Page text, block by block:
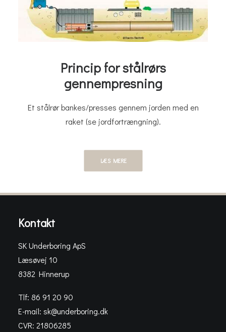
Princip for stålrørs
gennempresning​​
Et stålrør bankes/presses gennem jorden med en
raket (se jordfortrængning).
LÆS MERE
Kontakt
SK Underboring ApS
Læsøvej 10
8382 Hinnerup
Tlf: 86 91 20 90
E-mail: sk@underboring.dk
CVR: 21806285